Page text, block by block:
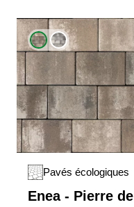
Pavés écologiques
Enea - Pierre de